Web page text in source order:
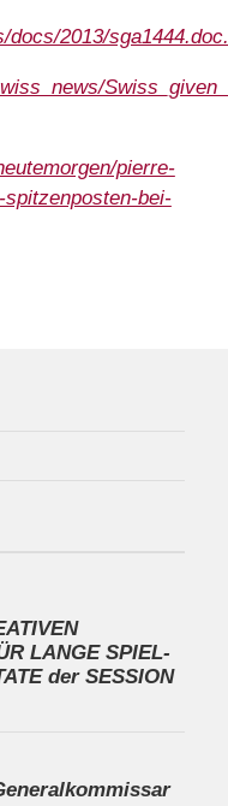
2013/
pierre-
bei-
LANGE SPIEL-
der SESSION